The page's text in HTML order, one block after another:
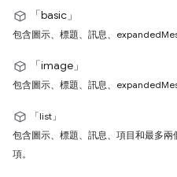
「basic」
包含圖示、標題、訊息、
「image」
包含圖示、標題、訊息、
「list」
包含圖示、標題、訊息、項目和最多
項。